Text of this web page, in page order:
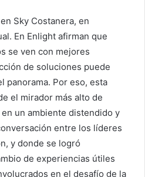
Sky Costanera, en
En Enlight afirman que
se ven con mejores
de soluciones puede
panorama. Por eso, esta
el mirador más alto de
un ambiente distendido y
entre los líderes
y donde se logró
de experiencias útiles
en el desafío de la